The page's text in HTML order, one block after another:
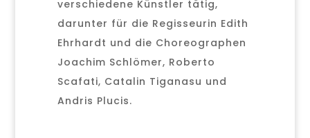
verschiedene Künstler tätig,
darunter für die Regisseurin Edith
Ehrhardt und die Choreographen
Joachim Schlömer, Roberto
Scafati, Catalin Tiganasu und
Andris Plucis.